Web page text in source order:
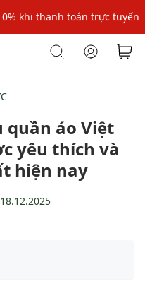
khi thanh toán trực tuyến
đơn đầu cho thành viên mới!
đơn đầu cho thành viên mới!
quần áo Việt
yêu thích và
hiện nay
18.12.2025